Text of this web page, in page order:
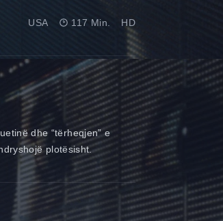
USA 117 Min. HD
dhe “tërheqjen” e
plotësisht.